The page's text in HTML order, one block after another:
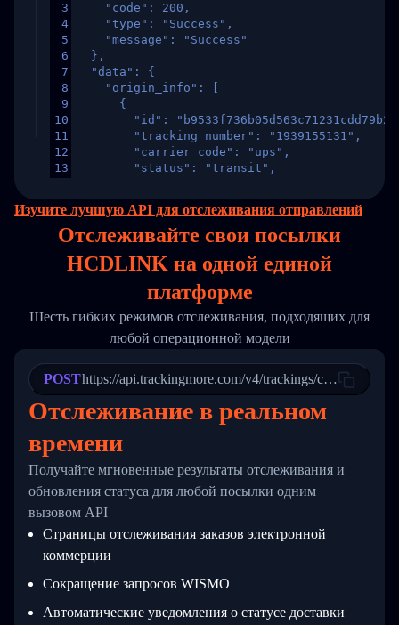
3
4
5
6
7
8
9
10
11
12
13
16
17
22
25
26
27
28
30
32
33
    "code": 200,
    "type": "Success",
    "message": "Success"
  },
  "data": {
    "origin_info": [
      {
"id":
        "tracking_number": "1939155131",
        "carrier_code": "ups",
        "status": "transit",
        "itemTimeLength": 2,
        "weblink": "",
        "trackinfo": [
            "Date": "2017-03-08 04: 22: 00",
"StatusDescription": "Departed
"Details": "Departed Facility
          },
          {
            "Date": "2017-03-06 15:28:00",
"StatusDescription": "Shipment
"Details": "BEIJING-
        ]
    ]
  }
Изучите лучшую API для отслеживания отправлений
Отслеживайте свои посылки
HCDLINK на одной единой
платформе
Шесть гибких режимов отслеживания, подходящих для
любой операционной модели
POSThttps://api.trackingmore.com/v4/trackings/create
Отслеживание в реальном
времени
Получайте мгновенные результаты отслеживания и
обновления статуса для любой посылки одним
вызовом API
Страницы отслеживания заказов электронной
коммерции
Сокращение запросов WISMO
Автоматические уведомления о статусе доставки